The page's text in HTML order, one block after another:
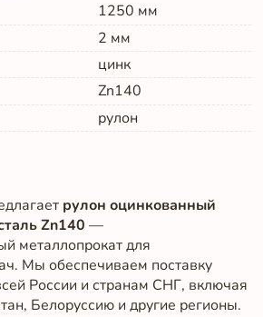
1250 мм
2 мм
цинк
Zn140
рулон
рулон оцинкованный
Zn140 —
металлопрокат для
Мы обеспечиваем поставку
России и странам СНГ, включая
Белоруссию и другие регионы.